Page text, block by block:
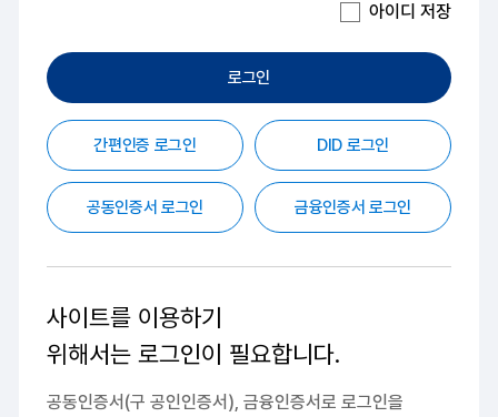
아이디 저장
로그인
간편인증 로그인 DID 로그인
공동인증서 로그인 금융인증서 로그인
사이트를 이용하기
위해서는 로그인이 필요합니다.
공동인증서(구 공인인증서), 금융인증서로 로그인을